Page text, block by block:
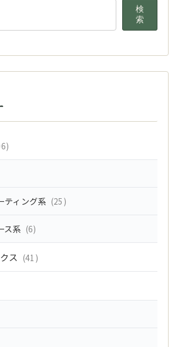
検
索
ティング系 (25)
ス系 (6)
ス (41)